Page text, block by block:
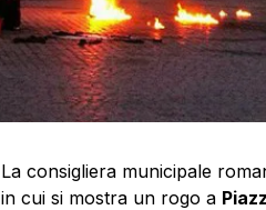
La consigliera municipale
in cui si mostra un rogo a